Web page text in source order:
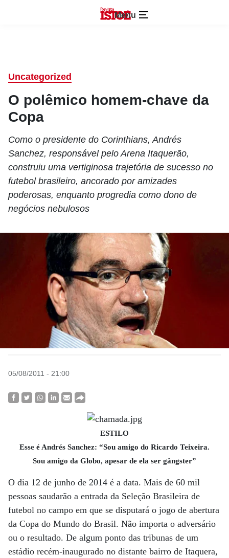
Menu
Uncategorized
O polêmico homem-chave da
Copa
Como o presidente do Corinthians, Andrés
Sanchez, responsável pelo Arena Itaquerão,
construiu uma vertiginosa trajetória de sucesso no
futebol brasileiro, ancorado por amizades
poderosas, enquanto progredia como dono de
negócios nebulosos
05/08/2011 - 21:00
ESTILO
Esse é Andrés Sanchez: “Sou amigo do Ricardo Teixeira.
Sou amigo da Globo, apesar de ela ser gângster”
O dia 12 de junho de 2014 é a data. Mais de 60 mil
pessoas saudarão a entrada da Seleção Brasileira de
futebol no campo em que se disputará o jogo de abertura
da Copa do Mundo do Brasil. Não importa o adversário
ou o resultado. De algum ponto das tribunas de um
estádio recém-inaugurado no distante bairro de Itaquera,